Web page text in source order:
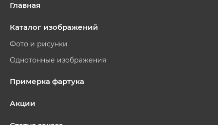
Главная
Каталог изображений
Фото и рисунки
Однотонные изображения
Примерка фартука
Акции